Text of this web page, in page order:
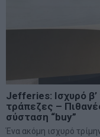
Jefferies: Ισχυρό β’
τράπεζες –
σύσταση “buy”
Ένα ακόμη ισχυρό